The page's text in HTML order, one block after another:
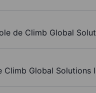
de Climb Global
Climb Global Solutions